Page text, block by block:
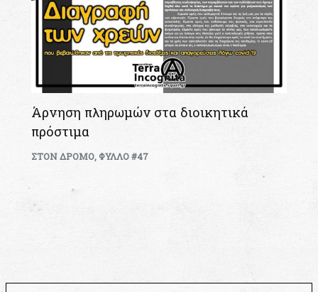
Άρνηση πληρωμών στα διοικητικά
πρόστιμα
ΣΤΟΝ ΔΡΟΜΟ,ΦΥΛΛΟ #47